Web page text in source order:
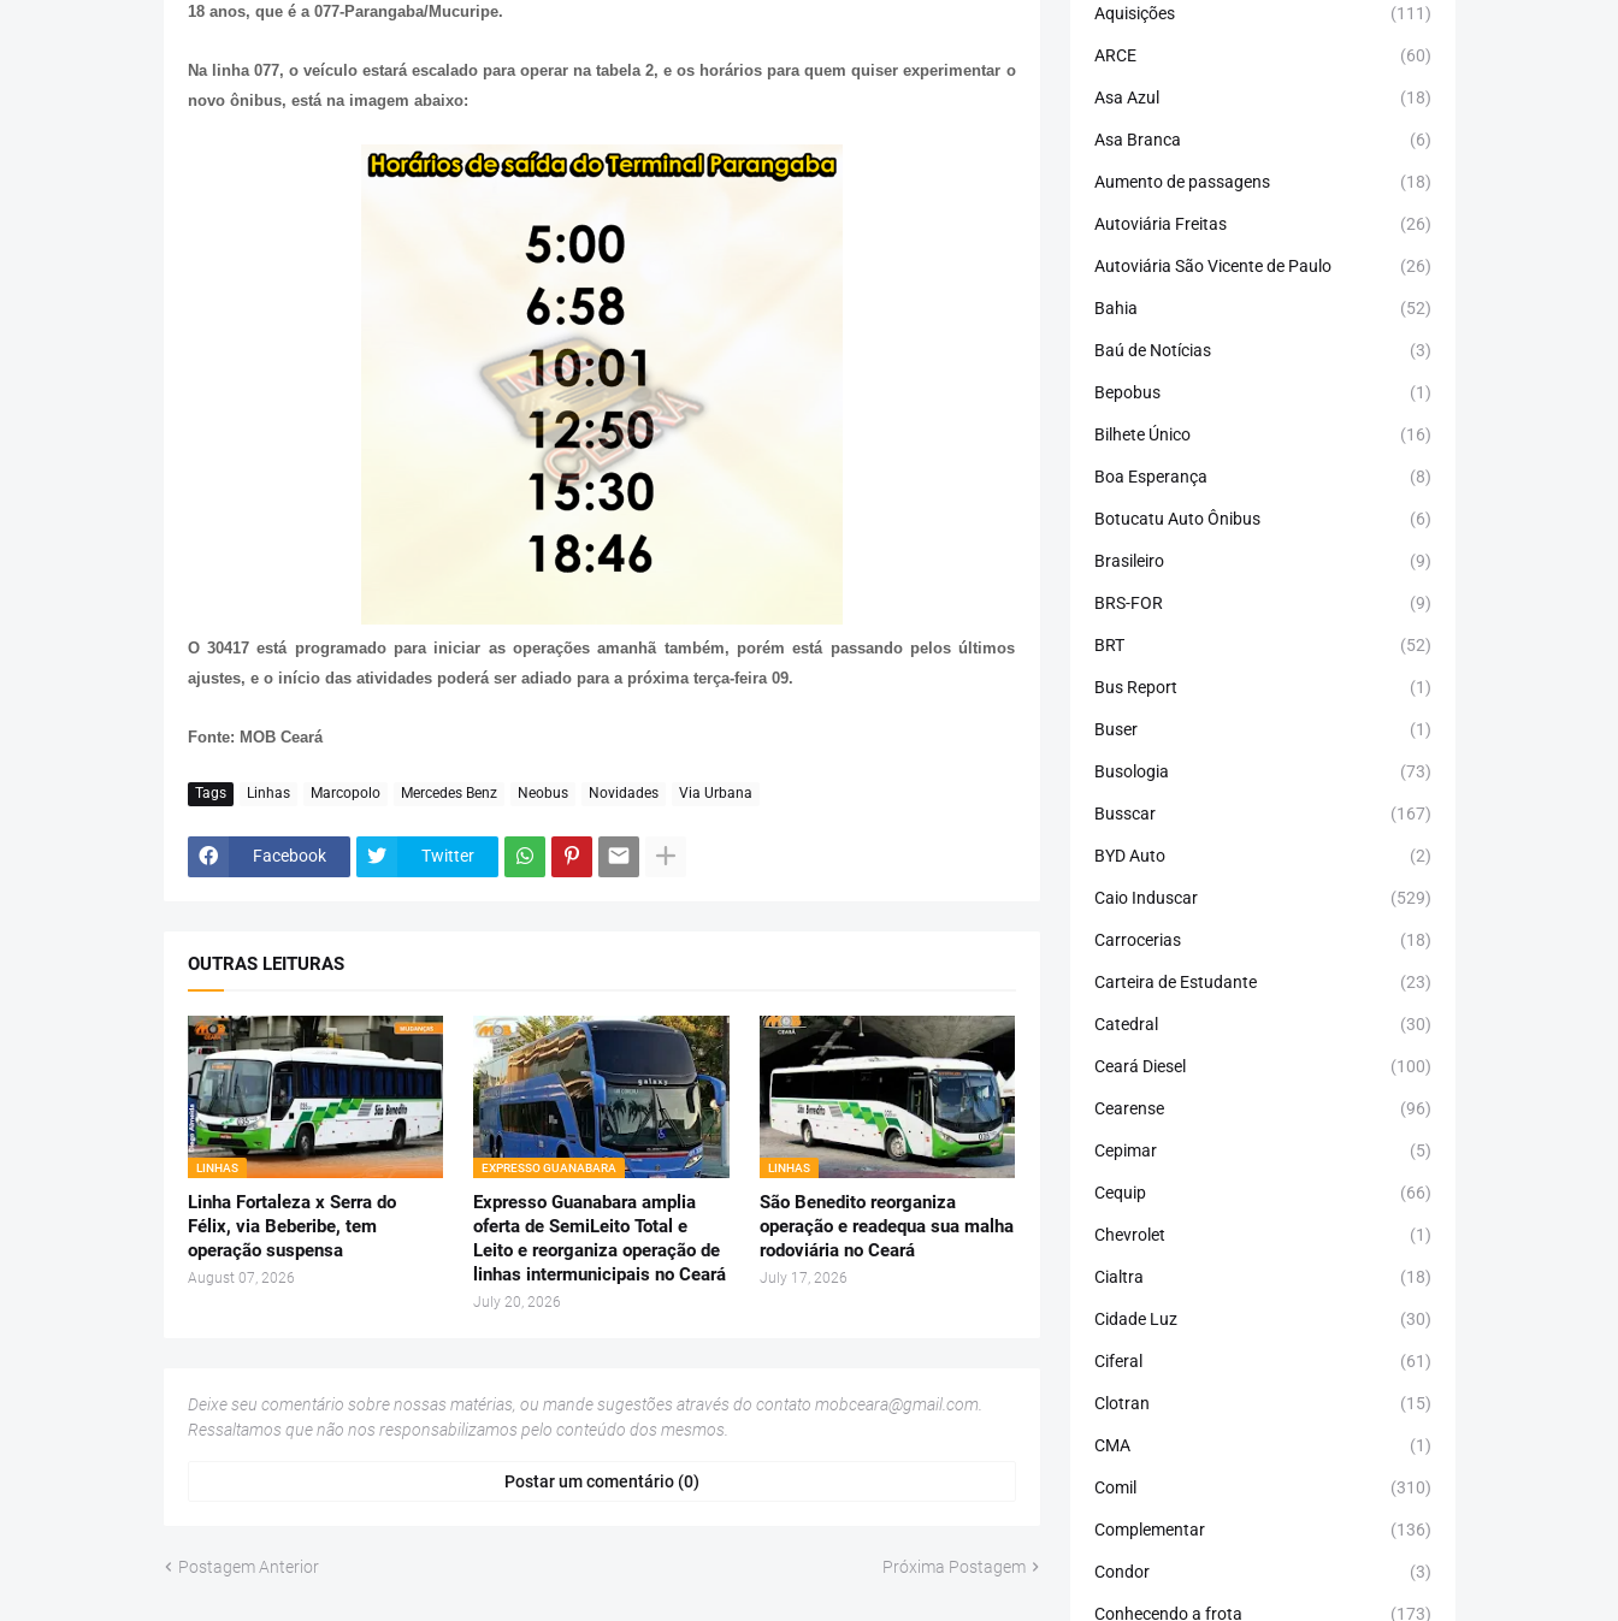
18 anos, que é a 077-Parangaba/Mucuripe.
Na linha 077, o veículo estará escalado para operar na tabela 2, e os horários para quem quiser experimentar o
novo ônibus, está na imagem abaixo:
O 30417 está programado para iniciar as operações amanhã também, porém está passando pelos últimos
ajustes, e o início das atividades poderá ser adiado para a próxima terça-feira 09.
Fonte: MOB Ceará
Tags Linhas Marcopolo Mercedes Benz Neobus Novidades Via Urbana
Facebook Twitter
OUTRAS LEITURAS
LINHAS
Linha Fortaleza x Serra do
Félix, via Beberibe, tem
operação suspensa
August 07, 2026
EXPRESSO GUANABARA
Expresso Guanabara amplia
oferta de SemiLeito Total e
Leito e reorganiza operação de
linhas intermunicipais no Ceará
July 20, 2026
LINHAS
São Benedito reorganiza
operação e readequa sua malha
rodoviária no Ceará
July 17, 2026
Deixe seu comentário sobre nossas matérias, ou mande sugestões através do contato mobceara@gmail.com
Ressaltamos que não nos responsabilizamos pelo conteúdo dos mesmos.
Postar um comentário (0)
Postagem Anterior Próxima Postagem
Aquisições (111)
ARCE (60)
Asa Azul (18)
Asa Branca (6)
Aumento de passagens (18)
Autoviária Freitas (26)
Autoviária São Vicente de Paulo (26)
Bahia (52)
Baú de Notícias (3)
Bepobus (1)
Bilhete Único (16)
Boa Esperança (8)
Botucatu Auto Ônibus (6)
Brasileiro (9)
BRS-FOR (9)
BRT (52)
Bus Report (1)
Buser (1)
Busologia (73)
Busscar (167)
BYD Auto (2)
Caio Induscar (529)
Carrocerias (18)
Carteira de Estudante (23)
Catedral (30)
Ceará Diesel (100)
Cearense (96)
Cepimar (5)
Cequip (66)
Chevrolet (1)
Cialtra (18)
Cidade Luz (30)
Ciferal (61)
Clotran (15)
CMA (1)
Comil (310)
Complementar (136)
Condor (3)
Conhecendo a frota (173)